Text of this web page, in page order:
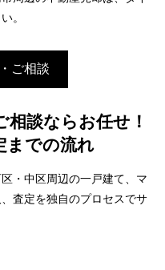
。
ご相談
相談ならお任せ！
までの流れ
・中区周辺の一戸建て、マ
査定を独自のプロセスでサ